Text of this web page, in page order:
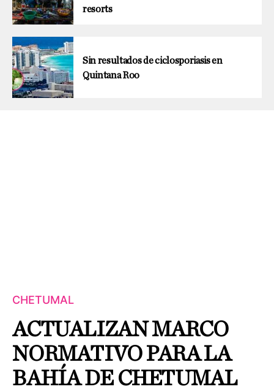
resorts
Sin resultados de ciclosporiasis en
Quintana Roo
CHETUMAL
ACTUALIZAN MARCO
NORMATIVO PARA LA
BAHÍA DE CHETUMAL